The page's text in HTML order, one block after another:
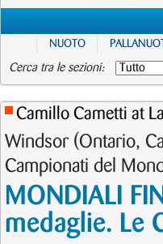
NUOTO
Cerca tra le sezioni:
Camillo Cametti at
Windsor (Ontario,
Campionati del
MONDIALI
medaglie. Le